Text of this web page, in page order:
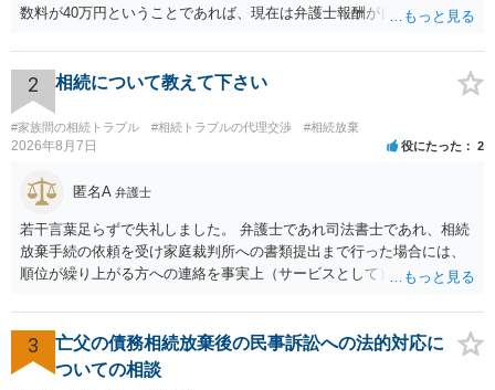
数料が40万円ということであれば、現在は弁護士報酬が自由化されて
です。 ただ、弁護士に払う手数料とは別に戸籍の用意に一定の実費が
かかることになりますので、その費用も支払うべきものとして頭に置
いておいてください。 話を元に戻して、弁護士に対する手数料です
が、旦那様の収入や財産にもよりますが、法テラスに御連絡なさって
弁護士との相談を予約して受任してもらうのが一番安上がりでしょ
らい（希望者が多く予約できてもしばらく先になる）ようですので、
比較的短い熟慮期間のことを考えると、来週早々すぐにでも御連絡す
る方が良いでしょう。 もし法テラスが御利用になれない、あるいは時
間がない等であれば、相続を取扱分野としている弁護士を適宜探し
（WEB等で）、問い合わせてみることです。相続を扱う弁護士でも相
見積もりをとって）、一番安いところでやってもらうことに決めれ
ば、キューちゃんママさんの御希望をかなえることができるのではな
2 相続について教えて下さい
#家族間の相続トラブル #相続トラブルの代理交渉 #相続放棄
2026年8月7日 役にたった 2
匿名A 弁護士
若干言葉足らずで失礼しました。 弁護士であれ司法書士であれ、相続
放棄手続の依頼を受け家庭裁判所への書類提出まで行った場合には、
順位が繰り上がる方への連絡を事実上（サービスとして）行うことは
できない、という意味でした。
3
亡父の債務相続放棄後の民事訴訟への法的対応に
ついての相談